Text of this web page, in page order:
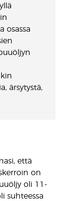
osassa
ärsytystä,
että
on
oli 11-
suhteessa